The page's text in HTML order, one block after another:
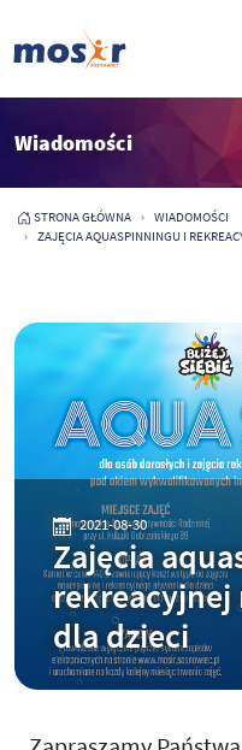
Wiadomości
STRONA GŁÓWNA
WIADOMOŚCI
ZAJĘCIA AQUASPINNINGU I
2021-08-30
Zajęcia
rekreacyjnej
dla dzieci